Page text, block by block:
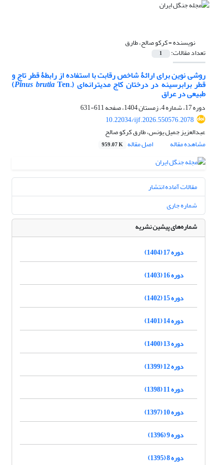
نویسنده =کرکو صالح، طارق
تعداد مقالات: 1
روشی نوین برای ارائۀ شاخص رقابت با استفاده از رابطۀ قطر تاج و
قطر برابرسینه در درختان کاج مدیترانه‌ای (. Pinus brutia
Ten)
طبیعی در عراق
دوره 17، شماره 4، زمستان 1404، صفحه
611-631
10.22034/ijf.2026.550576.2078
عبدالعزیز جمیل یونس، طارق کرکو صالح
مشاهده مقاله
اصل مقاله 959.07 K
مقالات آماده انتشار
شماره جاری
شماره‌های پیشین نشریه
دوره 17 (1404)
دوره 16 (1403)
دوره 15 (1402)
دوره 14 (1401)
دوره 13 (1400)
دوره 12 (1399)
دوره 11 (1398)
دوره 10 (1397)
دوره 9 (1396)
دوره 8 (1395)